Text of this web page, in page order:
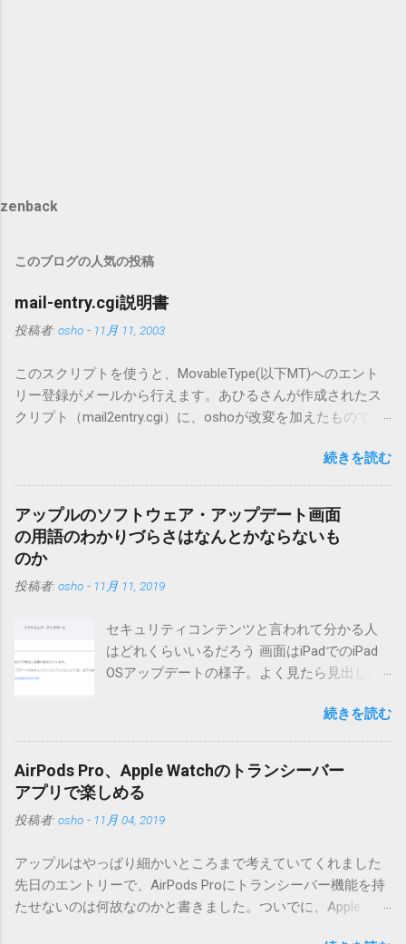
zenback
このブログの人気の投稿
mail-entry.cgi説明書
投稿者: osho - 11月 11, 2003
このスクリプトを使うと、MovableType(以下MT)へのエント
リー登録がメールから行えます。あひるさんが作成されたス
クリプト（mail2entry.cgi）に、oshoが改変を加えたもので
ーも出来ます。 バージョン0.5.3以降の動作確認はMT3.11で行
っています。0.5.2まではMT2.661で確認していました。0.5.3以
降もたぶん動くと思います。 現在のバージョンは0.5.3です。
（2004/12/4リリース）※0.6.3を公開しています。まだ心配な
点が多いため、こちらにはリンクしていません。安定を求め
る方は0.5.3を、新版の機能が必要な方は0.6.3をご利用くださ
い。 こちら からどうぞ。 0.3.6までのバージョンに、エント
版へのアップデートを強くお勧めしてます。 mail-entry.zipを
ダウンロードするにはここをクリックしてください。
（Windowsから解凍したフォルダを見ると「_MACOSX」とい
りませんので無視してください。MacOS XでZIP圧縮している
ため、Mac独自のファイル情報が含まれてしまうようで
す。） Ver.0.3.0以降用の差分ファイルはこちら 。ZIP圧縮して
まとめてあります。いまのバージョン番号と同じバージョン
合は一つずつ順に適用していく必要があります。0.5.0以降
ません。改造してる方向けに、バージョンアップポイントを
お知らせするのが主な目的となっています。 まずはどんなふ
うに使うものか説明し、設置方法は後述します。 使い方 メー
ル本文の1行目にauthor（投稿者）を、2行目にカテゴリを、
続きを読む
アップルのソフトウェア・アップデート画面
の用語のわかりづらさはなんとかならないも
のか
投稿者: osho - 11月 11, 2019
セキュリティコンテンツと言われて分かる人
はどれくらいいるだろう 画面はiPadでのiPad
OSアップデートの様子。よく見たら見出しは
の名前としてはいまだにiOSのままとか、そん
な理由じゃないでしょうね。 それは混乱のも
ア・アップデートのセキュリティコンテンツ
については、以下のWebサイトをご覧くださ
い」の部分。 セキュリティコンテンツ…？ こ
す。人によってはここで悩んだ結果、アップ
デートをしない人も出てきそうですよ。アッ
プデートに限らず、分からないけどやってみ
続きを読む
AirPods Pro、Apple Watchのトランシーバー
アプリで楽しめる
投稿者: osho - 11月 04, 2019
アップルはやっぱり細かいところまで考えていてくれました
先日のエントリーで、AirPods Proにトランシーバー機能を持
たせないのは何故なのかと書きました。ついでに、Apple